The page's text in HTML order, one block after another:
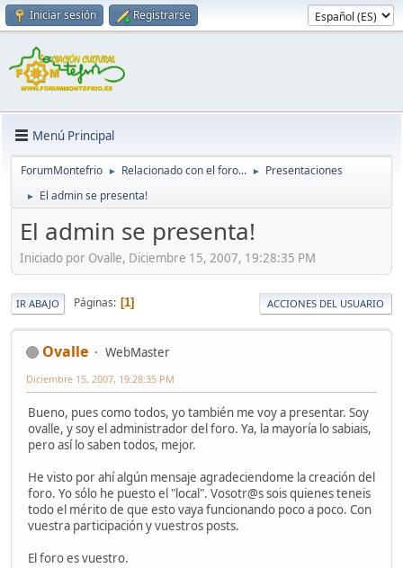
Iniciar sesión Registrarse
Menú Principal
ForumMontefrio ► Relacionado con el foro... ► Presentaciones
► El admin se presenta!
El admin se presenta!
Iniciado por Ovalle, Diciembre 15, 2007, 19:28:35 PM
IR ABAJO Páginas 1 ACCIONES DEL USUARIO
Ovalle WebMaster
Diciembre 15, 2007, 19:28:35 PM
Bueno, pues como todos, yo también me voy a presentar. Soy
ovalle, y soy el administrador del foro. Ya, la mayoría lo sabiais,
pero así lo saben todos, mejor.
He visto por ahí algún mensaje agradeciendome la creación del
foro. Yo sólo he puesto el "local". Vosotr@s sois quienes teneis
todo el mérito de que esto vaya funcionando poco a poco. Con
vuestra participación y vuestros posts.
El foro es vuestro.